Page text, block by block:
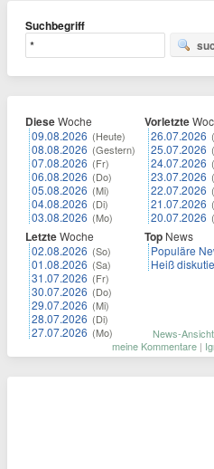
Suchbegriff
DieseWoche
09.08.2026 (Heute)
08.08.2026 (Gestern)
07.08.2026 (Fr)
06.08.2026 (Do)
05.08.2026 (Mi)
04.08.2026 (Di)
03.08.2026 (Mo)
LetzteWoche
02.08.2026 (So)
01.08.2026 (Sa)
31.07.2026 (Fr)
30.07.2026 (Do)
29.07.2026 (Mi)
28.07.2026 (Di)
27.07.2026 (Mo)
Vorletzte
26.07.2026
25.07.2026
24.07.2026
23.07.2026
22.07.2026
21.07.2026
20.07.2026
Top News
Populäre
Heiß
News-
meine Kommentare |